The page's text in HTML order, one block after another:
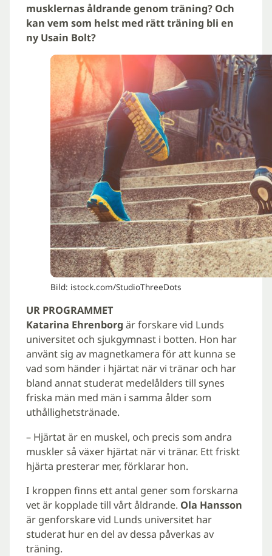
musklernas åldrande genom träning? Och
kan vem som helst med rätt träning bli en
ny Usain Bolt?
Bild: istock.com/StudioThreeDots
UR PROGRAMMET
Katarina Ehrenborg är forskare vid Lunds
universitet och sjukgymnast i botten. Hon har
använt sig av magnetkamera för att kunna se
vad som händer i hjärtat när vi tränar och har
bland annat studerat medelålders till synes
friska män med män i samma ålder som
uthållighetstränade.
– Hjärtat är en muskel, och precis som andra
muskler så växer hjärtat när vi tränar. Ett friskt
hjärta presterar mer, förklarar hon.
I kroppen finns ett antal gener som forskarna
vet är kopplade till vårt åldrande. Ola Hansson
är genforskare vid Lunds universitet har
studerat hur en del av dessa påverkas av
träning.